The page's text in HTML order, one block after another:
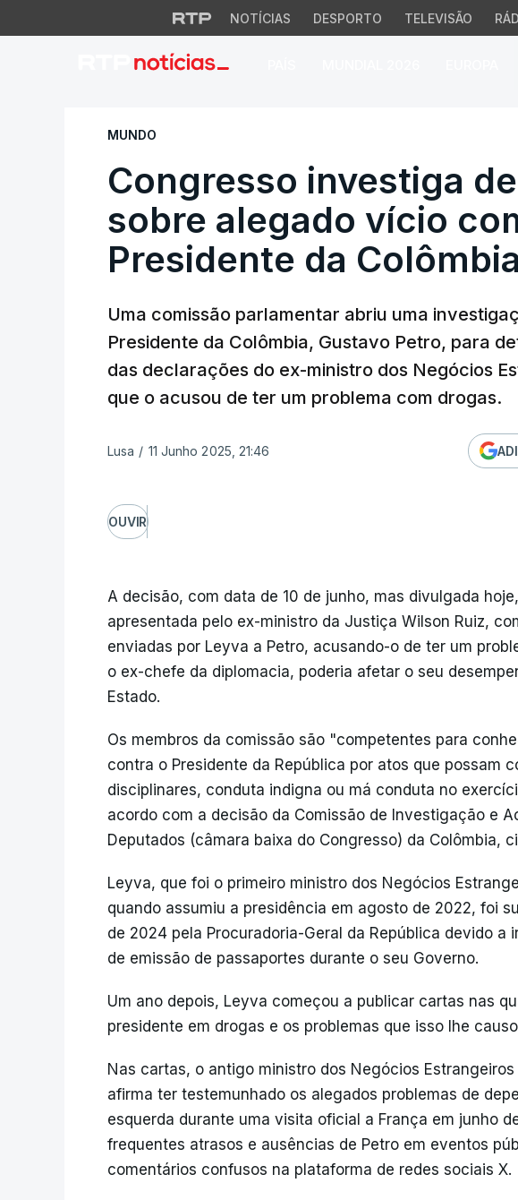
NOTÍCIAS DESPORTO TELEVISÃO
Congresso investiga
MUNDO
Congresso investiga
sobre alegado vício
Presidente da Colômbia
Uma comissão parlamentar abriu uma
Presidente da Colômbia, Gustavo Petro, para
das declarações do ex-ministro dos Negócios
que o acusou de ter um problema com drogas.
Lusa / 11 Junho 2025, 21:46
OUVIR
A decisão, com data de 10 de junho, mas divulgada
apresentada pelo ex-ministro da Justiça Wilson Ruiz,
enviadas por Leyva a Petro, acusando-o de ter um
o ex-chefe da diplomacia, poderia afetar o seu
Estado.
Os membros da comissão são "competentes para
contra o Presidente da República por atos que possam
disciplinares, conduta indigna ou má conduta no
acordo com a decisão da Comissão de Investigação e
Deputados (câmara baixa do Congresso) da Colômbia,
Leyva, que foi o primeiro ministro dos Negócios
quando assumiu a presidência em agosto de 2022, foi
de 2024 pela Procuradoria-Geral da República devido a
de emissão de passaportes durante o seu Governo.
Um ano depois, Leyva começou a publicar cartas nas
presidente em drogas e os problemas que isso lhe
Nas cartas, o antigo ministro dos Negócios
afirma ter testemunhado os alegados problemas de
esquerda durante uma visita oficial a França em junho
frequentes atrasos e ausências de Petro em eventos
comentários confusos na plataforma de redes sociais X.